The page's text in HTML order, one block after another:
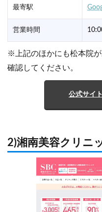
最寄駅
営業時間
※上記のほかにも松本院
確認してください。
公式サイ
2)湘南美容クリニ